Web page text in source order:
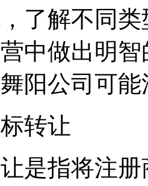
了解不同
中做出明
阳公司可
转让
是指将注